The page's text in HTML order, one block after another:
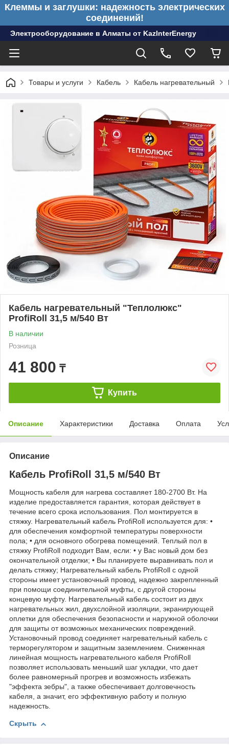
Клеммы и заглушки: надежность электрических
соединений!
Электрооборудование в Алматы от KazInterEnergy
Товары и услуги Кабель Кабель нагревательный
Кабель нагревательный "Теплолюкс"
ProfiRoll 31,5 м/540 Вт
В наличии
Розница
41 800 ₸
Купить
Описание Характеристики Доставка Оплата
Описание
Кабель ProfiRoll 31,5 м/540 Вт
Мощность кабеля для нагрева составляет 180-2700 Вт. На
изделие предоставляется гарантия, которая действует в
течение всего срока использования. Пол монтируется в
стяжку. Нагревательный кабель ProfiRoll используется для: •
для обеспечения комфортной температуры поверхности
пола; • для основного обогрева помещений. Теплый пол в
стяжку ProfiRoll подходит Вам, если: • у Вас новый дом без
окончательной отделки; • Вы планируете выравнивать пол и
делать стяжку; Нагревательный кабель ProfiRoll с одной
стороны имеет установочный провод, надежно закрепленный
при помощи соединительной муфты, с другой стороны
концевую муфту. Нагревательный кабель состоит из двух
нагревательных жил, двухслойной изоляции, экранирующей
оплетки для обеспечения безопасности и наружной оболочки
для защиты от возможных механических повреждений.
Установочный провод соединяет нагревательный кабель с
терморегулятором и защитным заземлением. Сниженная
линейная мощность нагревательного кабеля ProfiRoll
позволяет использовать меньший шаг укладки, что дает
более равномерный прогрев и возможность избежать
"эффекта зебры", а также обеспечивает долговечность
кабеля, а значит, его эффективную работу и полную
надежность.
Скрыть